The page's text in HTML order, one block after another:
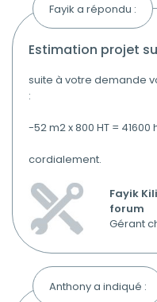
Fayik a répondu :
estimation projet
suite à votre demande
:
-52 m2 x 800 HT = 41600
cordialement.
Fayik
forum
Gérant
Anthony a indiqué :